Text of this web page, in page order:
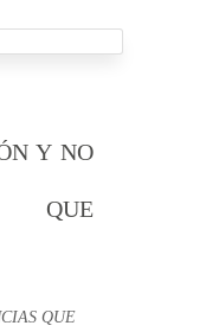
Y NO
QUE
QUE